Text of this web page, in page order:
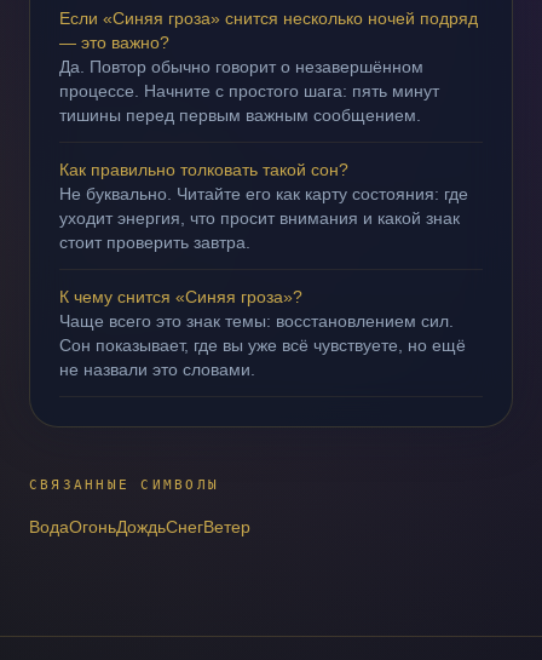
Если «Синяя гроза» снится несколько ночей подряд
— это важно?
Да. Повтор обычно говорит о незавершённом
процессе. Начните с простого шага: пять минут
тишины перед первым важным сообщением.
Как правильно толковать такой сон?
Не буквально. Читайте его как карту состояния: где
уходит энергия, что просит внимания и какой знак
стоит проверить завтра.
К чему снится «Синяя гроза»?
Чаще всего это знак темы: восстановлением сил.
Сон показывает, где вы уже всё чувствуете, но ещё
не назвали это словами.
СВЯЗАННЫЕ СИМВОЛЫ
ВодаОгоньДождьСнегВетер